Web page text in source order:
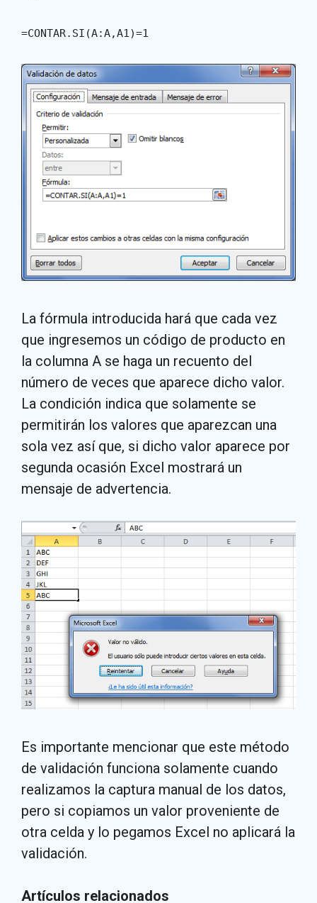
=CONTAR.SI(A:A,A1)=1
La fórmula introducida hará que cada vez
que ingresemos un código de producto en
la columna A se haga un recuento del
número de veces que aparece dicho valor.
La condición indica que solamente se
permitirán los valores que aparezcan una
sola vez así que, si dicho valor aparece por
segunda ocasión Excel mostrará un
mensaje de advertencia.
Es importante mencionar que este método
de validación funciona solamente cuando
realizamos la captura manual de los datos,
pero si copiamos un valor proveniente de
otra celda y lo pegamos Excel no aplicará la
validación.
Artículos relacionados